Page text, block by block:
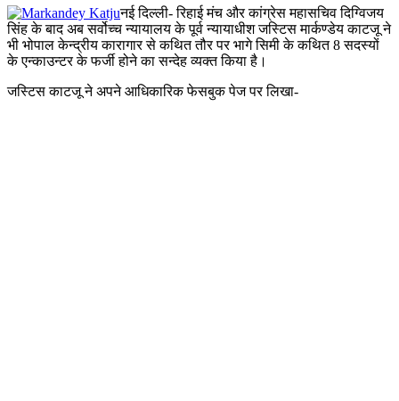
नई दिल्ली- रिहाई मंच और कांग्रेस महासचिव दिग्विजय
सिंह के बाद अब सर्वोच्च न्यायालय के पूर्व न्यायाधीश जस्टिस मार्कण्डेय काटजू ने
भी भोपाल केन्द्रीय कारागार से कथित तौर पर भागे सिमी के कथित 8 सदस्यों
के एन्काउन्टर के फर्जी होने का सन्देह व्यक्त किया है।
जस्टिस काटजू ने अपने आधिकारिक फेसबुक पेज पर लिखा-